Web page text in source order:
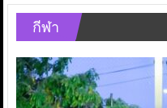
กีฬา